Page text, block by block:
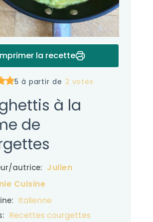
la recette
5 à partir de 2 votes
à la
de
autrice: Julien
Cuisine
Italienne
Recettes courgettes